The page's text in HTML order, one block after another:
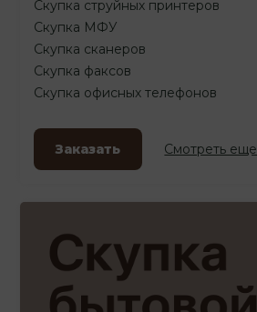
Скупка струйных принтеров
Скупка МФУ
Скупка сканеров
Скупка факсов
Скупка офисных телефонов
Заказать Смотреть еще